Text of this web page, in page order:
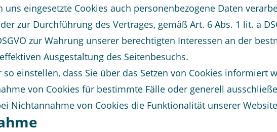
uns eingesetzte Cookies auch personenbezogene Daten
zur Durchführung des Vertrages, gemäß Art. 6 Abs. 1 lit. a
zur Wahrung unserer berechtigten Interessen an der
Ausgestaltung des Seitenbesuchs.
einstellen, dass Sie über das Setzen von Cookies informiert
von Cookies für bestimmte Fälle oder generell
Nichtannahme von Cookies die Funktionalität unserer